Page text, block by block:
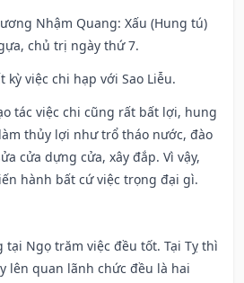
Nhậm Quang: Xấu (Hung tú)
chủ trị ngày thứ 7.
kỳ việc chi hạp với Sao Liễu.
tác việc chi cũng rất bất lợi, hung
thủy lợi như trổ tháo nước, đào
cửa dựng cửa, xây đắp. Vì vậy,
hành bất cứ việc trọng đại gì.
tại Ngọ trăm việc đều tốt. Tại Tỵ thì
lên quan lãnh chức đều là hai